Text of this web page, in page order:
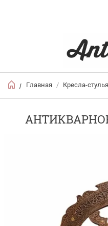
/ Главная / Кресла-стулья